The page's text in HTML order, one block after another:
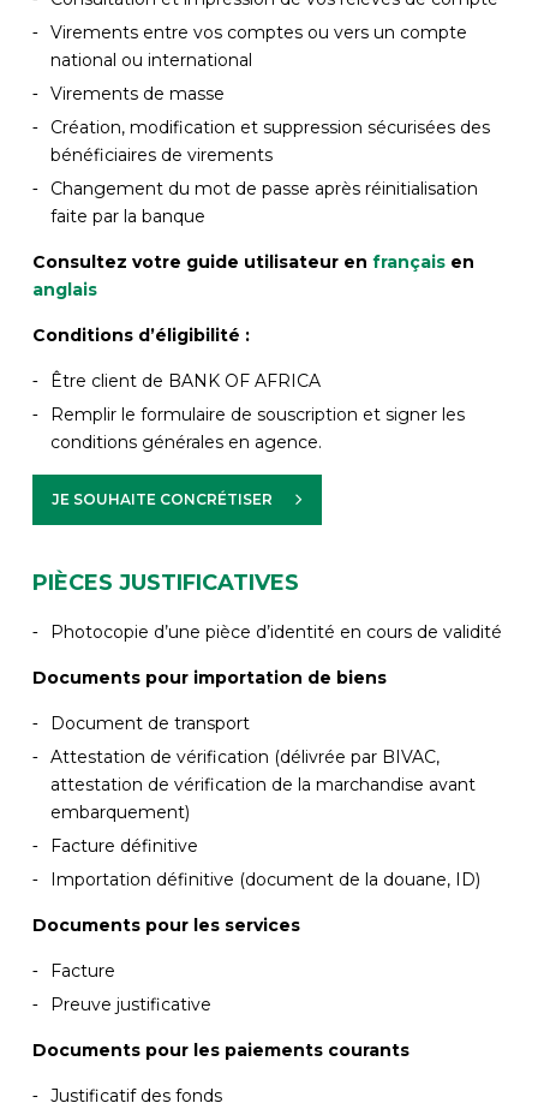
Virements entre vos comptes ou vers un compte
national ou international
Virements de masse
Création, modification et suppression sécurisées des
bénéficiaires de virements
Changement du mot de passe après réinitialisation
faite par la banque
Consultez votre guide utilisateur en françaisen
anglais
Conditions d’éligibilité :
Être client de BANK OF AFRICA
Remplir le formulaire de souscription et signer les
conditions générales en agence.
JE SOUHAITE CONCRÉTISER
PIÈCES JUSTIFICATIVES
Photocopie d’une pièce d’identité en cours de validité
Documents pour importation de biens
Document de transport
Attestation de vérification (délivrée par BIVAC,
attestation de vérification de la marchandise avant
embarquement)
Facture définitive
Importation définitive (document de la douane, ID)
Documents pour les services
Facture
Preuve justificative
Documents pour les paiements courants
Justificatif des fonds